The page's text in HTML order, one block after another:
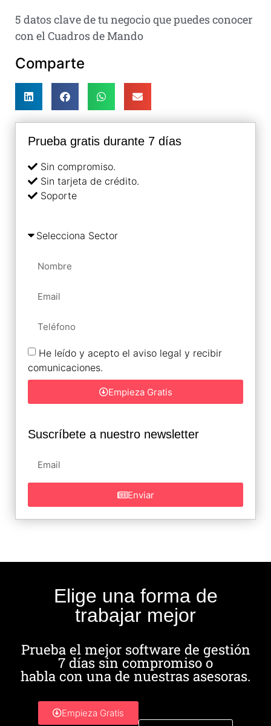
5 datos clave de tu negocio que puedes conocer
con el Cuadros de Mando
Comparte
Prueba gratis durante 7 días
Sin compromiso.
Sin tarjeta de crédito.
Soporte
He leído y acepto el aviso legal y recibir
comunicaciones.
Empieza Gratis
Suscríbete a nuestro newsletter
Enviar
Elige una forma de
trabajar mejor
Prueba el mejor software de gestión
7 días sin compromiso o
habla con una de nuestras asesoras.
Empieza Gratis